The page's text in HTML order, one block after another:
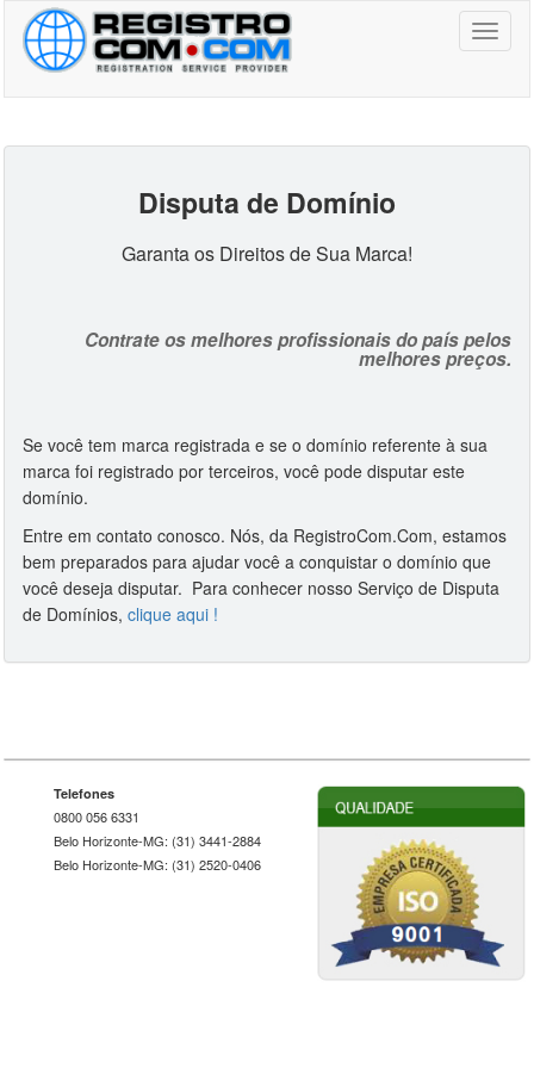
Toggle
Disputa de Domínio
Garanta os Direitos de Sua Marca!
Contrate os melhores profissionais do país pelos
melhores preços.
Se você tem marca registrada e se o domínio referente à sua
marca foi registrado por terceiros, você pode disputar este
domínio.
Entre em contato conosco. Nós, da RegistroCom.Com, estamos
bem preparados para ajudar você a conquistar o domínio que
você deseja disputar. Para conhecer nosso Serviço de Disputa
de Domínios, clique aqui !
Telefones
0800 056 6331
Belo Horizonte-MG: (31) 3441-2884
Belo Horizonte-MG: (31) 2520-0406